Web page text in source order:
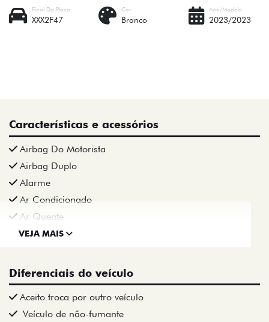
Ano/Modelo
2023/2023
Cor
Branco
Final Da Placa
XXX2F47
Características e acessórios
Airbag Do Motorista
Airbag Duplo
Alarme
Ar Condicionado
Ar Quente
VEJA MAIS
Diferenciais do veículo
Aceito troca por outro veículo
Veículo de não-fumante